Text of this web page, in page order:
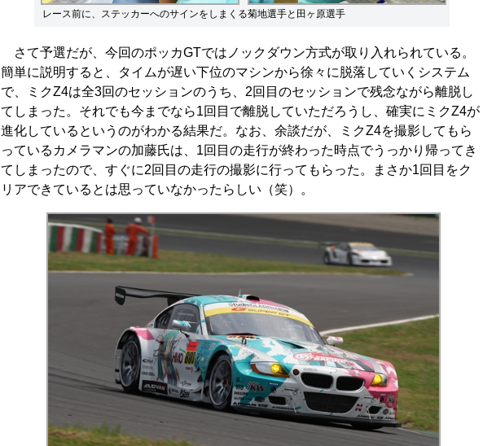
レース前に、ステッカーへのサインをしまくる菊地選手と田ヶ原選手
さて予選だが、今回のポッカGTではノックダウン方式が取り入れられている。
簡単に説明すると、タイムが遅い下位のマシンから徐々に脱落していくシステム
で、ミクZ4は全3回のセッションのうち、2回目のセッションで残念ながら離脱し
てしまった。それでも今までなら1回目で離脱していただろうし、確実にミクZ4が
進化しているというのがわかる結果だ。なお、余談だが、ミクZ4を撮影してもら
っているカメラマンの加藤氏は、1回目の走行が終わった時点でうっかり帰ってき
てしまったので、すぐに2回目の走行の撮影に行ってもらった。まさか1回目をク
リアできているとは思っていなかったらしい（笑）。